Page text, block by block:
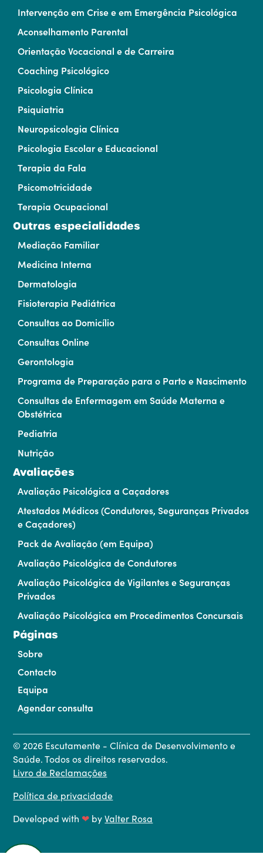
Intervenção em Crise e em Emergência Psicológica
Aconselhamento Parental
Orientação Vocacional e de Carreira
Coaching Psicológico
Psicologia Clínica
Psiquiatria
Neuropsicologia Clínica
Psicologia Escolar e Educacional
Terapia da Fala
Psicomotricidade
Terapia Ocupacional
Outras especialidades
Mediação Familiar
Medicina Interna
Dermatologia
Fisioterapia Pediátrica
Consultas ao Domicílio
Consultas Online
Gerontologia
Programa de Preparação para o Parto e Nascimento
Consultas de Enfermagem em Saúde Materna e
Obstétrica
Pediatria
Nutrição
Avaliações
Avaliação Psicológica a Caçadores
Atestados Médicos (Condutores, Seguranças Privados
e Caçadores)
Pack de Avaliação (em Equipa)
Avaliação Psicológica de Condutores
Avaliação Psicológica de Vigilantes e Seguranças
Privados
Avaliação Psicológica em Procedimentos Concursais
Páginas
Sobre
Contacto
Equipa
Agendar consulta
© 2026 Escutamente - Clínica de Desenvolvimento e
Saúde. Todos os direitos reservados.
Livro de Reclamações
Política de privacidade
Developed with ❤ byValter Rosa